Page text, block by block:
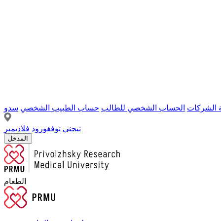
الشركات الحساب الشخصي للطالب حساب الطبيب الشخصي سدو
نيجني نوفغورود فلاديمير
المدخل
الطعام